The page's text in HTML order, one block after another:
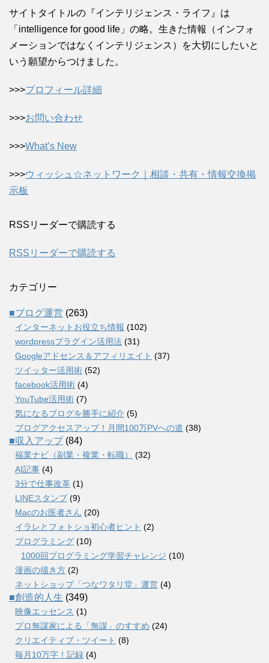
サイトタイトルの『インテリジェンス・ライフ』は
「intelligence for good life」の略。生きた情報（インフォ
メーションではなくインテリジェンス）を大切にしたいと
いう願望からつけました。
>>>プロフィール詳細
>>>お問い合わせ
>>>What’s New
>>>ウィッシュ☆ネットワーク｜相談・共有・情報交換掲
示板
RSSリーダーで購読する
RSSリーダーで購読する
カテゴリー
■ブログ運営 (263)
インターネットお役立ち情報 (102)
wordpressプラグイン活用法 (31)
Googleアドセンス＆アフィリエイト (37)
ツイッター活用術 (52)
facebook活用術 (4)
YouTube活用術 (7)
気になるブログを勝手に紹介 (5)
ブログアクセスアップ！月間100万PVへの道 (38)
■収入アップ(84)
福業ナビ（副業・複業・転職）
(32)
AI記事 (4)
3分で仕事改革 (1)
LINEスタンプ(9)
Macのお医者さん (20)
イラレとフォトショ初心者ヒント (2)
プログラミング (10)
1000回プログラミング学習チャレンジ (10)
漫画の描き方 (2)
ネットショップ「つなワタリ堂」運営 (4)
■創造的人生 (349)
映像エッセンス (1)
プロ無謀家による「無謀」のすすめ (24)
クリエイティブ・ツイート (8)
毎月10万字！記録 (4)